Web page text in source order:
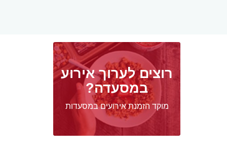
רוצים לערוך אירוע
במסעדה?
מוקד הזמנת אירועים במסעדות